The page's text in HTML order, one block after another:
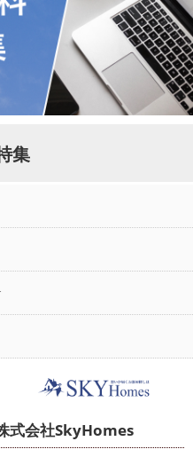
集
式会社SkyHomes